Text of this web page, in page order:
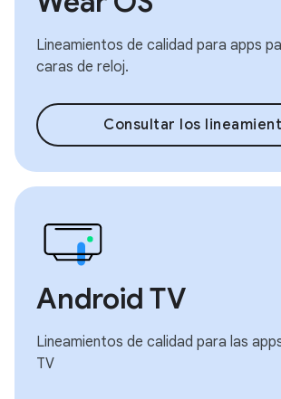
Lineamientos de calidad para apps
caras de reloj.
Consultar los
Android TV
Lineamientos de calidad para las
TV